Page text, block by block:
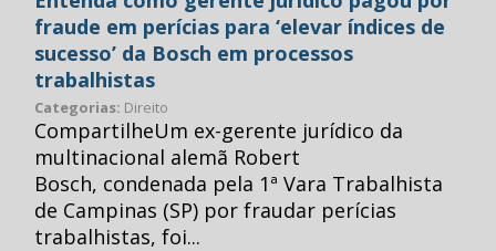
fraude em perícias para ‘elevar índices de
sucesso’ da Bosch em processos
trabalhistas
Categorias: Direito
CompartilheUm ex-gerente jurídico da
multinacional alemã Robert
Bosch, condenada pela 1ª Vara Trabalhista
de Campinas (SP) por fraudar perícias
trabalhistas, foi...